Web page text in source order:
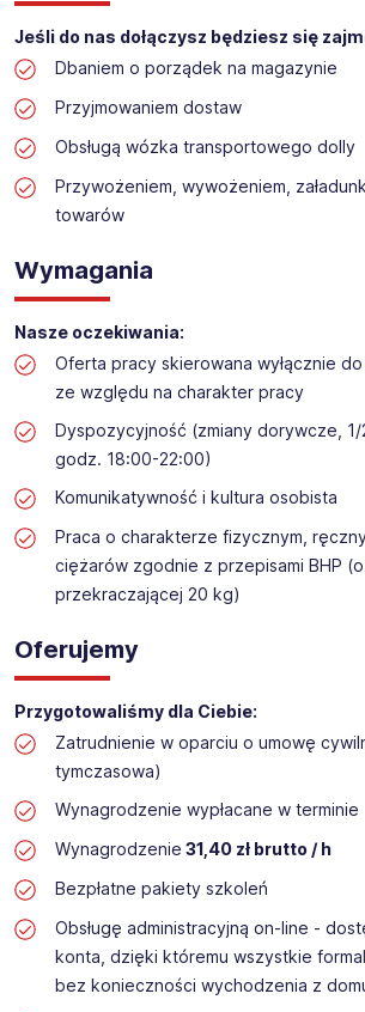
polskich agencji zatrudnienia. W ciągu
działalności daliśmy pracę przeszło 50
w całym kraju. Skutecznie znajdujemy
największych firm, jak również małych
przedsiębiorstw w Polsce. Agencja jest
stanowisko:
WYKŁADANIE TOWARU w sklepie
Lokalizacja: Niepołomice
Jeśli do nas dołączysz będziesz się
Dbaniem o porządek na magazynie
Przyjmowaniem dostaw
Obsługą wózka transportowego dolly
Przywożeniem, wywożeniem,
towarów
Wymagania
Nasze oczekiwania:
Oferta pracy skierowana wyłącznie
ze względu na charakter pracy
Dyspozycyjność (zmiany dorywcze,
godz. 18:00-22:00)
Komunikatywność i kultura osobista
Praca o charakterze fizycznym,
ciężarów zgodnie z przepisami BHP (o
przekraczającej 20 kg)
Oferujemy
Przygotowaliśmy dla Ciebie:
Zatrudnienie w oparciu o umowę
tymczasowa)
Wynagrodzenie wypłacane w terminie
Wynagrodzenie 31,40 zł brutto / h
Bezpłatne pakiety szkoleń
Obsługę administracyjną on-line -
konta, dzięki któremu wszystkie
bez konieczności wychodzenia z